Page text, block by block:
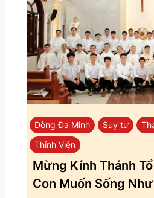
Dòng Đa Minh Suy tư
Thỉnh Viện
Mừng Kính Thánh
Con Muốn Sống